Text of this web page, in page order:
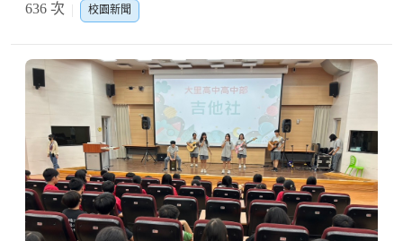
636 次
校園新聞